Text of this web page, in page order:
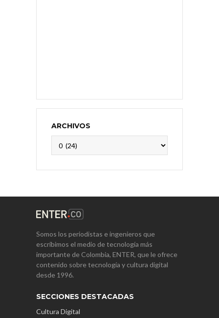
ARCHIVOS
Somos los periodistas e ingenieros que
escribimos el medio de tecnología más
importante de Colombia, ENTER, que le ofrece
contenido sobre tecnología y cultura digital
desde 1996.
SECCIONES DESTACADAS
Cultura Digital